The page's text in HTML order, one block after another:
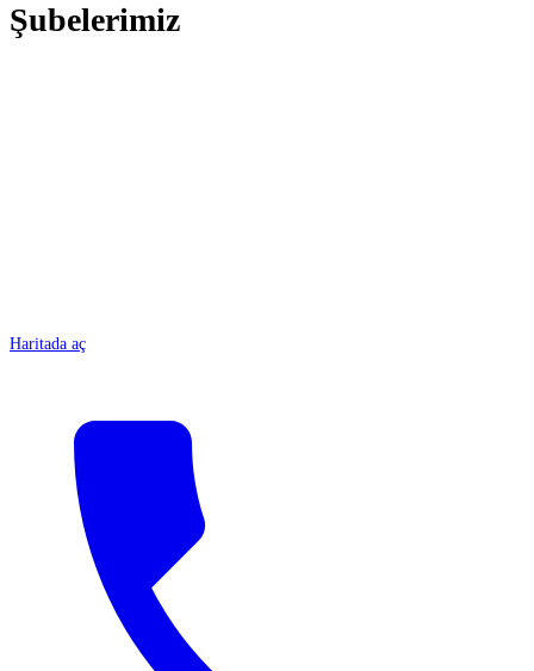
Şubelerimiz
Haritada aç